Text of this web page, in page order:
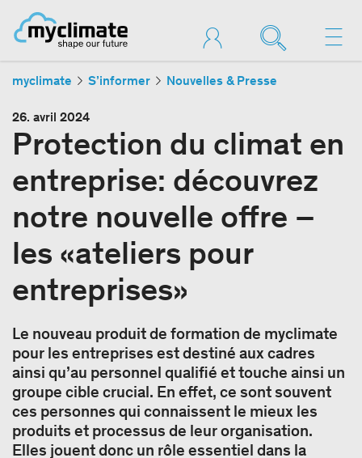
myclimate S’informer Nouvelles & Presse
26. avril 2024
Protection du climat en
entreprise: découvrez
notre nouvelle offre –
les «ateliers pour
entreprises»
Le nouveau produit de formation de myclimate
pour les entreprises est destiné aux cadres
ainsi qu’au personnel qualifié et touche ainsi un
groupe cible crucial. En effet, ce sont souvent
ces personnes qui connaissent le mieux les
produits et processus de leur organisation.
Elles jouent donc un rôle essentiel dans la